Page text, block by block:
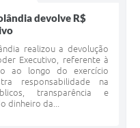
devolve R$
realizou a devolução
Executivo, referente à
ao longo do exercício
responsabilidade na
transparência e
dinheiro da...